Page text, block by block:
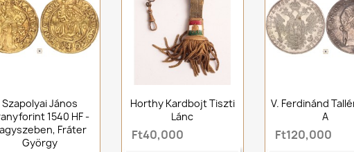
Szapolyai János
1540 HF -
Fráter
György
Horthy Kardbojt Tiszti
Lánc
Ft40,000
V. Ferdinánd
A
Ft120,000